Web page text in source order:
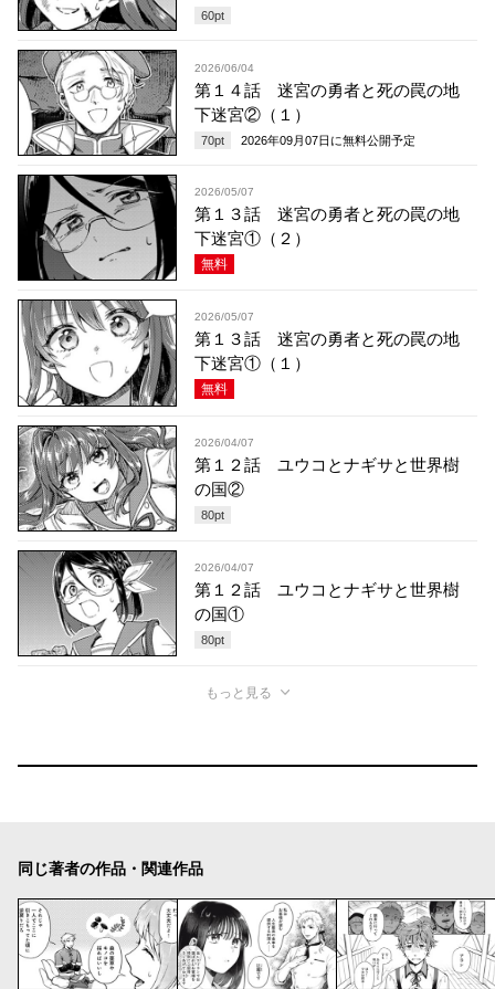
60pt
2026/06/04
第１４話 迷宮の勇者と死の罠の地
下迷宮②（１）
70pt 2026年09月07日 に無料公開予定
2026/05/07
第１３話 迷宮の勇者と死の罠の地
下迷宮①（２）
無料
2026/05/07
第１３話 迷宮の勇者と死の罠の地
下迷宮①（１）
無料
2026/04/07
第１２話 ユウコとナギサと世界樹
の国②
80pt
2026/04/07
第１２話 ユウコとナギサと世界樹
の国①
80pt
もっと見る
同じ著者の作品・関連作品